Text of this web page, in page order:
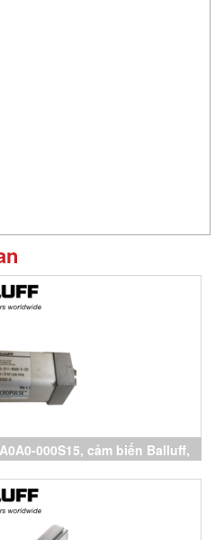
000S15, cảm biến Balluff,